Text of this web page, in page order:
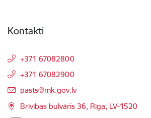
Kontakti
+371 67082800
+371 67082900
E-pasts:
pasts@mk.gov.lv
Brīvības bulvāris 36, Rīga, LV-1520